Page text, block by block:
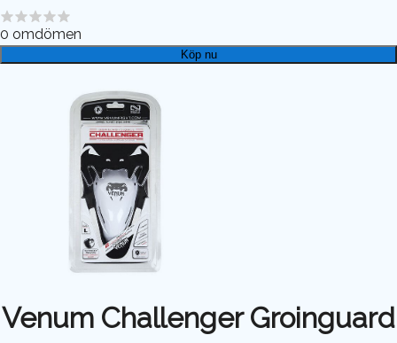
0 omdömen
Köp nu
Venum Challenger Groinguard